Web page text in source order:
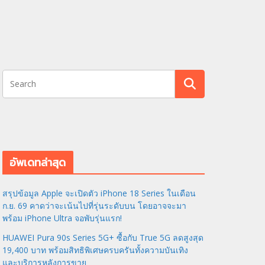
อัพเดทล่าสุด
สรุปข้อมูล Apple จะเปิดตัว iPhone 18 Series ในเดือน
ก.ย. 69 คาดว่าจะเน้นไปที่รุ่นระดับบน โดยอาจจะมา
พร้อม iPhone Ultra จอพับรุ่นแรก!
HUAWEI Pura 90s Series 5G+ ซื้อกับ True 5G ลดสูงสุด
19,400 บาท พร้อมสิทธิพิเศษครบครันทั้งความบันเทิง
และบริการหลังการขาย